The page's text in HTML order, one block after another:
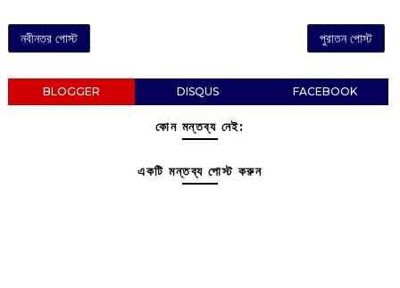
নবীনতর পোস্ট পুরাতন পোস্ট
BLOGGER DISQUS FACEBOOK
কোন মন্তব্য নেই:
একটি মন্তব্য পোস্ট করুন